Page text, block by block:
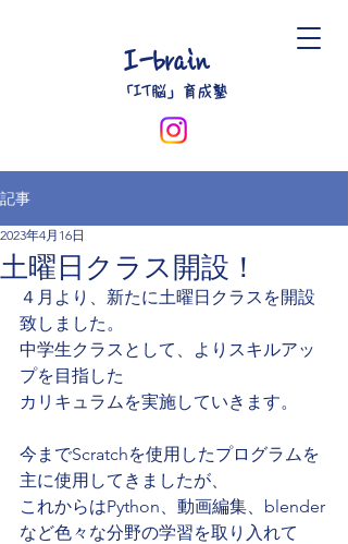
I-brain
​「IT脳」育成塾
記事
土曜日クラス開設！
2023年4月16日
４月より、新たに土曜日クラスを開設
致しました。
中学生クラスとして、よりスキルアッ
プを目指した
カリキュラムを実施していきます。
今までScratchを使用したプログラムを
主に使用してきましたが、
これからはPython、動画編集、blender
など色々な分野の学習を取り入れて